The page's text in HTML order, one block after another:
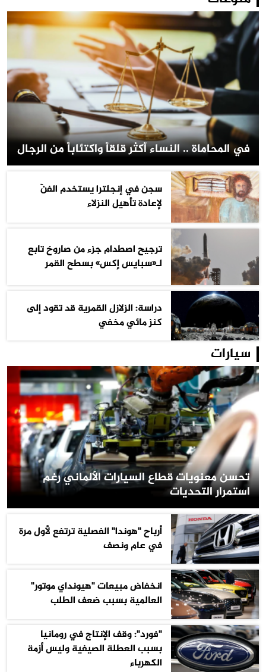
في المحاماة .. النساء أكثر قلقاً واكتئاباً من الرجال
سجن في إنجلترا يستخدم الفنّ
لإعادة تأهيل النزلاء
ترجيح اصطدام جزء من صاروخ تابع
لـ«سبايس إكس» بسطح القمر
دراسة: الزلازل القمرية قد تقود إلى
كنز مائي مخفي
سيارات
تحسن معنويات قطاع السيارات الألماني رغم
استمرار التحديات
أرباح "هوندا" الفصلية ترتفع لأول مرة
في عام ونصف
انخفاض مبيعات "هيونداي موتور"
العالمية بسبب ضعف الطلب
"فورد": وقف الإنتاج في رومانيا
بسبب العطلة الصيفية وليس أزمة
الكهرباء